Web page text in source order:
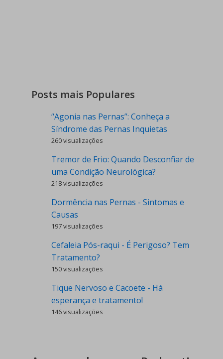
Posts mais Populares
“Agonia nas Pernas”: Conheça a
Síndrome das Pernas Inquietas
260 visualizações
Tremor de Frio: Quando Desconfiar de
uma Condição Neurológica?
218 visualizações
Dormência nas Pernas - Sintomas e
Causas
197 visualizações
Cefaleia Pós-raqui - É Perigoso? Tem
Tratamento?
150 visualizações
Tique Nervoso e Cacoete - Há
esperança e tratamento!
146 visualizações